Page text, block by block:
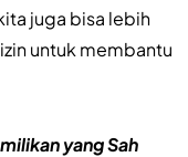
juga bisa lebih
untuk membantu
yang Sah